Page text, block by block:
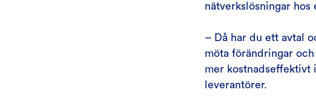
nätverkslösningar hos
– Då har du ett avtal
möta förändringar
mer kostnadseffektivt
leverantörer.